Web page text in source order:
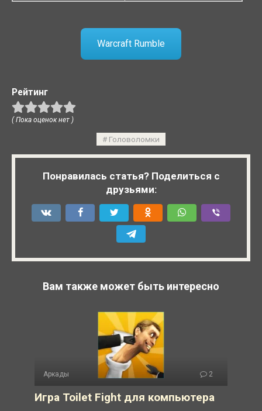
Warcraft Rumble
Рейтинг
( Пока оценок нет )
Головоломки
Понравилась статья? Поделиться с
друзьями:
Вам также может быть интересно
Аркады 2
Игра Toilet Fight для компьютера